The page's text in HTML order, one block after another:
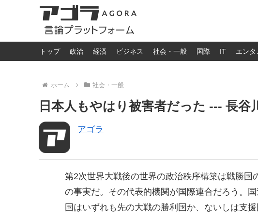
トップ 政治 経済 ビジネス 社会・一般 国際 IT エンタ
ホーム 社会・一般
日本人もやはり被害者だった --- 長谷
アゴラ
第2次世界大戦後の世界の政治秩序構築は戦勝
の事実だ。その代表的機関が国際連合だろう。
国はいずれも先の大戦の勝利国か、ないしは支